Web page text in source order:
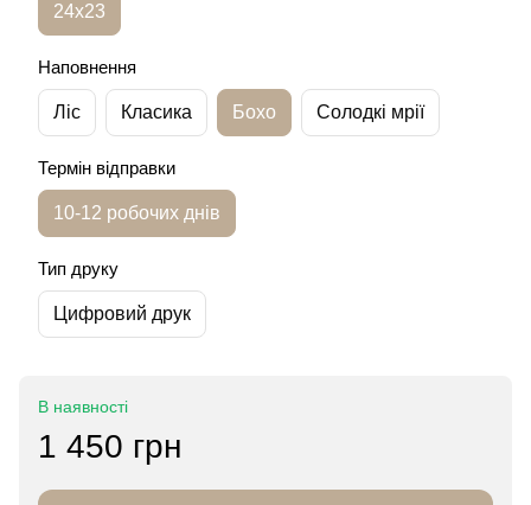
24х23
Наповнення
Ліс Класика Бохо Солодкі мрії
Термін відправки
10-12 робочих днів
Тип друку
Цифровий друк
В наявності
1 450 грн